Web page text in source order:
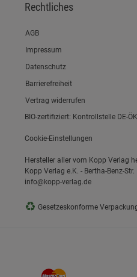
Rechtliches
Link zum/zur
AGB
Link zum/zur
Impressum
Link zum/zur
Datenschutz
Link zum/zur
Barrierefreiheit
Vertrag widerrufen
BIO-zertifiziert: Kontrollstelle DE-
Cookie-Einstellungen
Hersteller aller vom Kopp Verlag
Kopp Verlag e.K. - Bertha-Benz-
info@kopp-verlag.de
♻ Gesetzeskonforme